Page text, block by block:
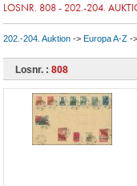
LOSNR. 808 - 202.-204.
202.-204. Auktion -> Europa A-Z -
Losnr. : 808